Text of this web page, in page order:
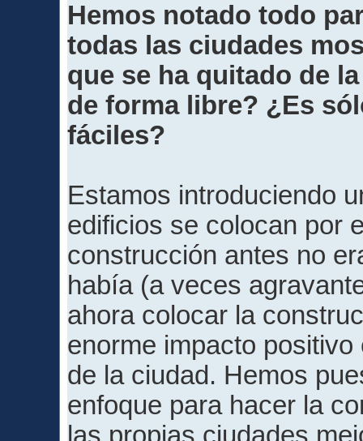
Hemos notado todo
todas las ciudades
que se ha quitado de
de forma libre? ¿Es
fáciles?
Estamos introduciendo
edificios se colocan por
construcción antes no
había (a veces
ahora colocar la
enorme impacto
de la ciudad. Hemos
enfoque para hacer la